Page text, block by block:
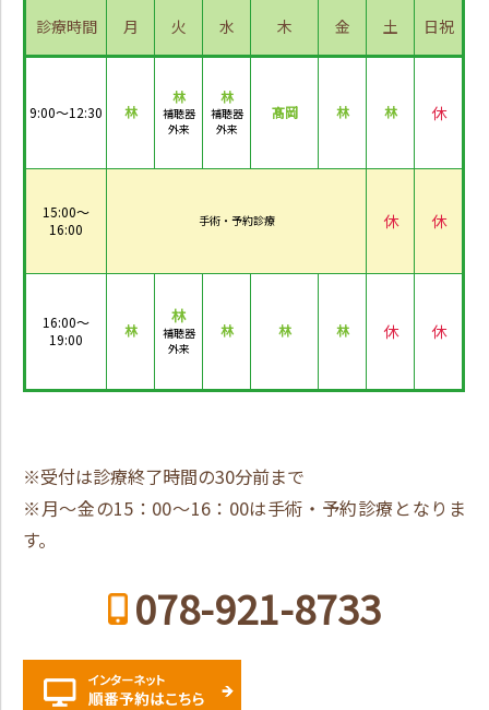
診療時間 月 火 水 木 金 土 日祝
9:00～12:30 林
林
補聴器
外来
林
補聴器
外来
髙岡 林 林 休
15:00～
16:00
手術・予約診療 休 休
16:00～
19:00
林
林
補聴器
外来
林 林 林 休 休
※受付は診療終了時間の30分前まで
※月～金の15：00～16：00は手術・予約診療となりま
す。
078-921-8733